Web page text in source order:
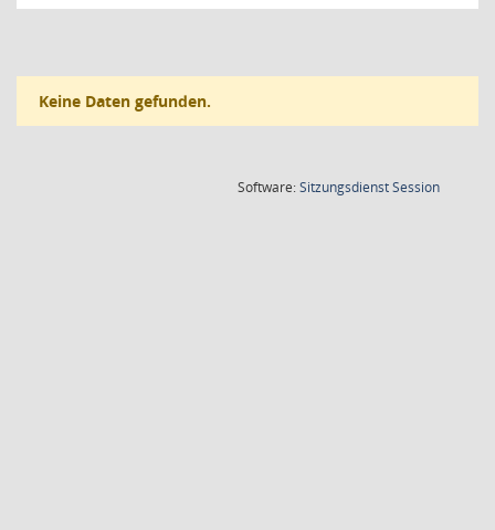
Keine Daten gefunden.
Software:SitzungsdienstSession(Wird in